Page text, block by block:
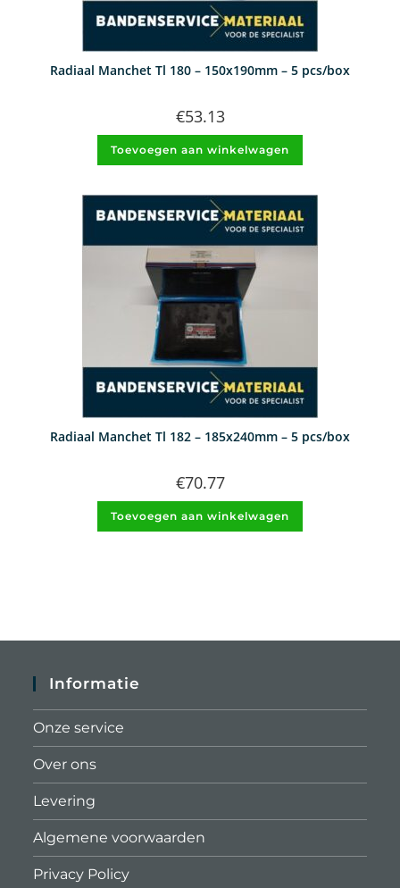
Radiaal Manchet Tl 180 – 150x190mm – 5 pcs/box
€53.13
Toevoegen aan winkelwagen
Radiaal Manchet Tl 182 – 185x240mm – 5 pcs/box
€70.77
Toevoegen aan winkelwagen
Informatie
Onze service
Over ons
Levering
Algemene voorwaarden
Privacy Policy